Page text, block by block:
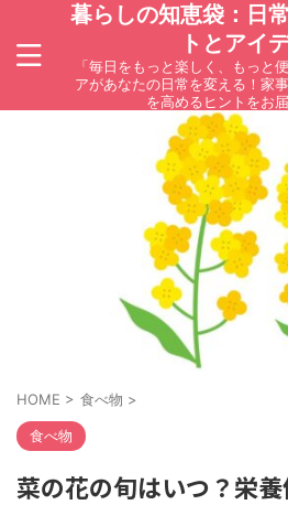
暮らしの知恵袋：日
トとアイ
「毎日をもっと楽しく、もっと
アがあなたの日常を変える！家
を高めるヒントをお
HOME > 食べ物 >
食べ物
菜の花の旬はいつ？栄